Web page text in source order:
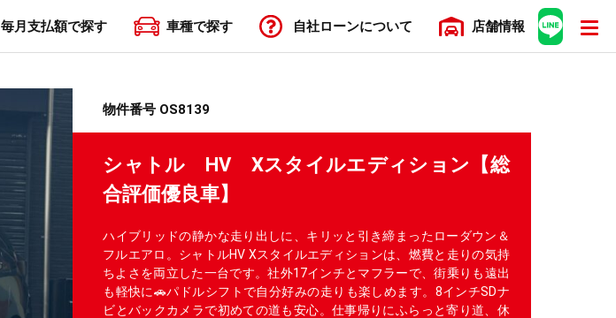
毎月支払額で探す 車種で探す 自社ローンについて 店舗情報
物件番号 OS8139
シャトル HV Xスタイルエディション【総
合評価優良車】
ハイブリッドの静かな走り出しに、キリッと引き締まったローダウン＆
フルエアロ。シャトルHV Xスタイルエディションは、燃費と走りの気持
ちよさを両立した一台です。社外17インチとマフラーで、街乗りも遠出
も軽快に🚗パドルシフトで自分好みの走りも楽しめます。8インチSDナ
ビとバックカメラで初めての道も安心。仕事帰りにふらっと寄り道、休